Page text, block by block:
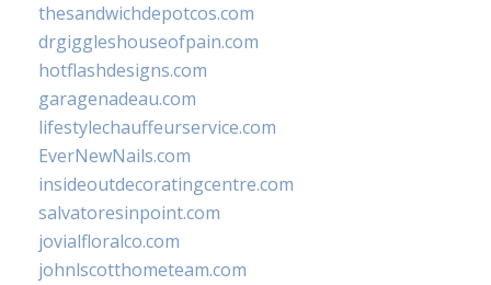
thesandwichdepotcos.com
drgiggleshouseofpain.com
hotflashdesigns.com
garagenadeau.com
lifestylechauffeurservice.com
EverNewNails.com
insideoutdecoratingcentre.com
salvatoresinpoint.com
jovialfloralco.com
johnlscotthometeam.com